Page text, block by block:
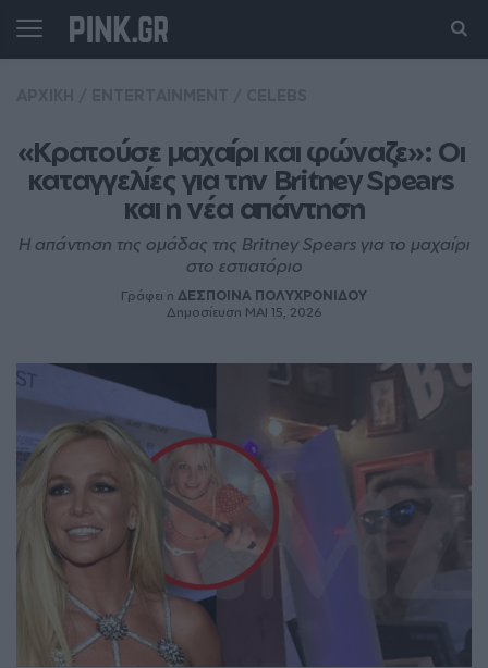
«Κρατούσε μαχαίρι και φώναζε»: Οι
καταγγελίες για την Britney Spears
και η νέα απάντηση
Η απάντηση της ομάδας της Britney Spears για το μαχαίρι
στο εστιατόριο
Γράφει η ΔΕΣΠΟΙΝΑ ΠΟΛΥΧΡΟΝΙΔΟΥ
Δημοσίευση ΜΑΙ 15, 2026